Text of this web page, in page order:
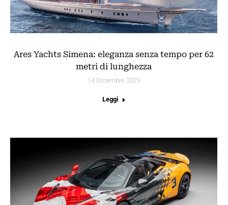
Ares Yachts Simena: eleganza senza tempo per 62
metri di lunghezza
14 Dicembre 2023
Leggi